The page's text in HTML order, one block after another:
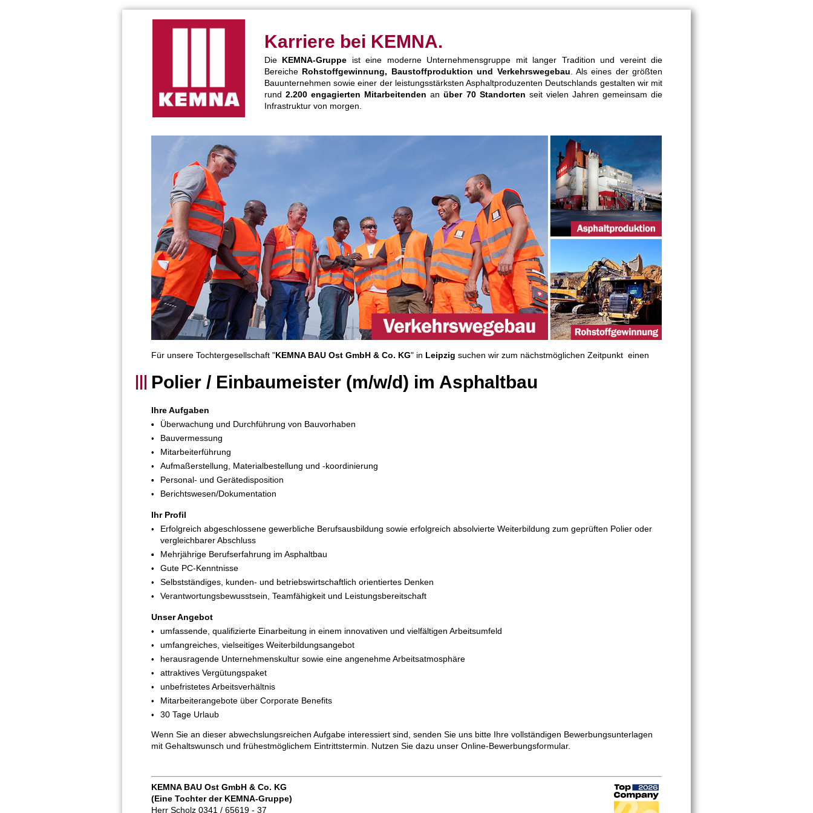
Karriere bei KEMNA.
Die KEMNA-Gruppe ist eine moderne Unternehmensgruppe mit langer Tradition und vereint die
Bereiche Rohstoffgewinnung, Baustoffproduktion und Verkehrswegebau . Als eines der größten
Bauunternehmen sowie einer der leistungsstärksten Asphaltproduzenten Deutschlands gestalten wir mit
rund2.200 engagierten Mitarbeitenden anüber 70 Standorten seit vielen Jahren gemeinsam die
Infrastruktur von morgen.
Für unsere Tochtergesellschaft "KEMNA BAU Ost GmbH & Co. KG" in Leipzig suchen wir zum nächstmöglichen Zeitpunkt einen
Polier / Einbaumeister (m/w/d) im Asphaltbau
Ihre Aufgaben
Überwachung und Durchführung von Bauvorhaben
Bauvermessung
Mitarbeiterführung
Aufmaßerstellung, Materialbestellung und -koordinierung
Personal- und Gerätedisposition
Berichtswesen/Dokumentation
Ihr Profil
Erfolgreich abgeschlossene gewerbliche Berufsausbildung sowie erfolgreich absolvierte Weiterbildung zum geprüften Polier oder
vergleichbarer Abschluss
Mehrjährige Berufserfahrung im Asphaltbau
Gute PC-Kenntnisse
Selbstständiges, kunden- und betriebswirtschaftlich orientiertes Denken
Verantwortungsbewusstsein, Teamfähigkeit und Leistungsbereitschaft
Unser Angebot
umfassende, qualifizierte Einarbeitung in einem innovativen und vielfältigen Arbeitsumfeld
umfangreiches, vielseitiges Weiterbildungsangebot
herausragende Unternehmenskultur sowie eine angenehme Arbeitsatmosphäre
attraktives Vergütungspaket
unbefristetes Arbeitsverhältnis
Mitarbeiterangebote über Corporate Benefits
30 Tage Urlaub
Wenn Sie an dieser abwechslungsreichen Aufgabe interessiert sind, senden Sie uns bitte Ihre vollständigen Bewerbungsunterlagen
mit Gehaltswunsch und frühestmöglichem Eintrittstermin. Nutzen Sie dazu unser Online-Bewerbungsformular.
KEMNA BAU Ost GmbH & Co. KG
(Eine Tochter der KEMNA-Gruppe)
Herr Scholz 0341 / 65619 - 37